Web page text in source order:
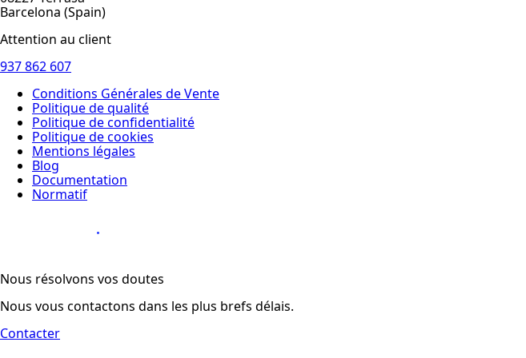
Barcelona (Spain)
Attention au client
937 862 607
Conditions Générales de Vente
Politique de qualité
Politique de confidentialité
Politique de cookies
Mentions légales
Blog
Documentation
Normatif
Nous résolvons vos doutes
Nous vous contactons dans les plus brefs délais.
Contacter